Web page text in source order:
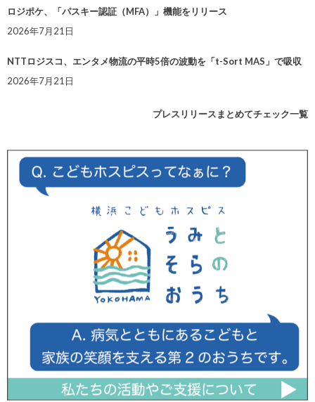
ロジポケ、「パスキー認証（MFA）」機能をリリース
2026年7月21日
NTTロジスコ、エンタメ物流の平時5倍の波動を「t-Sort MAS」で吸収
2026年7月21日
プレスリリースまとめてチェック一覧